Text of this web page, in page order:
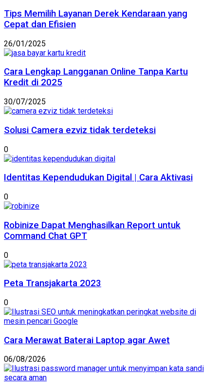
Tips Memilih Layanan Derek Kendaraan yang
Cepat dan Efisien
26/01/2025
Cara Lengkap Langganan Online Tanpa Kartu
Kredit di 2025
30/07/2025
Solusi Camera ezviz tidak terdeteksi
0
Identitas Kependudukan Digital | Cara Aktivasi
0
Robinize Dapat Menghasilkan Report untuk
Command Chat GPT
0
Peta Transjakarta 2023
0
Cara Merawat Baterai Laptop agar Awet
06/08/2026